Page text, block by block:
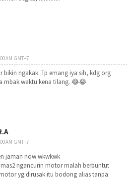
AM GMT+7
bikin ngakak. Tp emang iya sih, kdg org
mbak waktu kena tilang. 😂😂
AM GMT+7
jaman now wkwkwk
mas2 ngancurin motor malah berbuntut
yg dirusak itu bodong alias tanpa